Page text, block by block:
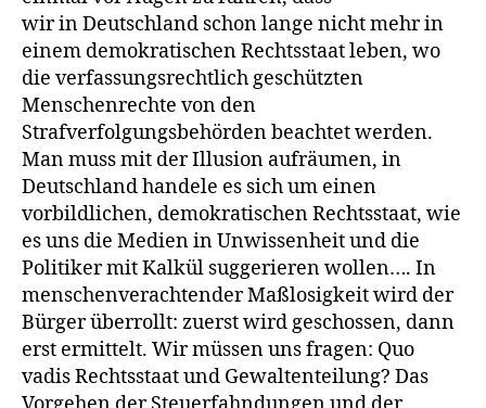
wir in Deutschland schon lange nicht mehr in
einem demokratischen Rechtsstaat leben, wo
die verfassungsrechtlich geschützten
Menschenrechte von den
Strafverfolgungsbehörden beachtet werden.
Man muss mit der Illusion aufräumen, in
Deutschland handele es sich um einen
vorbildlichen, demokratischen Rechtsstaat, wie
es uns die Medien in Unwissenheit und die
Politiker mit Kalkül suggerieren wollen…. In
menschenverachtender Maßlosigkeit wird der
Bürger überrollt: zuerst wird geschossen, dann
erst ermittelt. Wir müssen uns fragen: Quo
vadis Rechtsstaat und Gewaltenteilung? Das